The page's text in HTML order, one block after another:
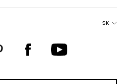
fialové obklady
a spa
SK